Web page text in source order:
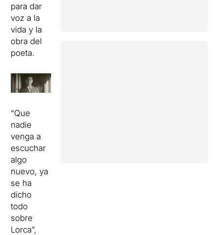
para dar
voz a la
vida y la
obra del
poeta.
“Que
nadie
venga a
escuchar
algo
nuevo, ya
se ha
dicho
todo
sobre
Lorca”,